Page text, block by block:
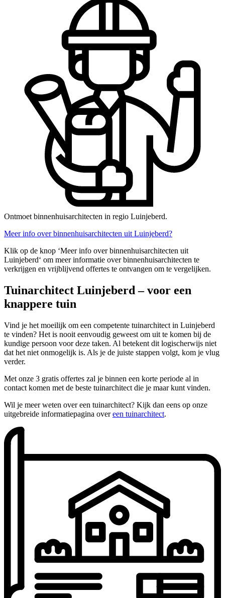
Ontmoet binnenhuisarchitecten in regio Luinjeberd.
Meer info over binnenhuisarchitecten uit Luinjeberd?
Klik op de knop ‘Meer info over binnenhuisarchitecten uit
Luinjeberd‘ om meer informatie over binnenhuisarchitecten te
verkrijgen en vrijblijvend offertes te ontvangen om te vergelijken.
Tuinarchitect Luinjeberd – voor een
knappere tuin
Vind je het moeilijk om een competente tuinarchitect in Luinjeberd
te vinden? Het is nooit eenvoudig geweest om uit te komen bij de
kundige persoon voor deze taken. Al betekent dit logischerwijs niet
dat het niet onmogelijk is. Als je de juiste stappen volgt, kom je vlug
verder.
Met onze 3 gratis offertes zal je binnen een korte periode al in
contact komen met de beste tuinarchitect die je maar kunt vinden.
Wil je meer weten over een tuinarchitect? Kijk dan eens op onze
uitgebreide informatiepagina overeen tuinarchitect.